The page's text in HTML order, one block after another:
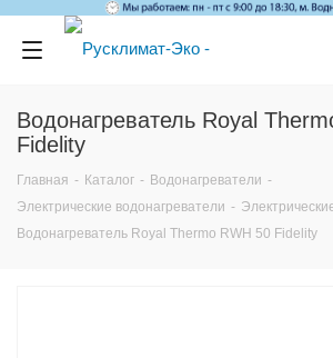
Водонагреватель Royal
Fidelity
Главная - Каталог - Водонагреватели -
Электрические водонагреватели -
Водонагреватель Royal Thermo RWH 50 Fidelity